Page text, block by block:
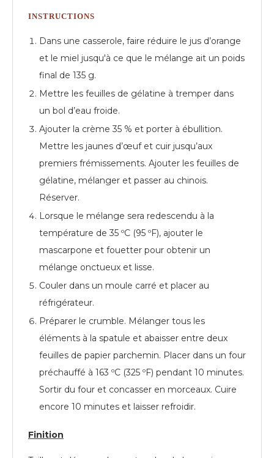
INSTRUCTIONS
Dans une casserole, faire réduire le jus d’orange
et le miel jusqu'à ce que le mélange ait un poids
final de 135 g.
Mettre les feuilles de gélatine à tremper dans
un bol d’eau froide.
Ajouter la crème 35 % et porter à ébullition.
Mettre les jaunes d’œuf et cuir jusqu’aux
premiers frémissements. Ajouter les feuilles de
gélatine, mélanger et passer au chinois.
Réserver.
Lorsque le mélange sera redescendu à la
température de 35 ºC (95 ºF), ajouter le
mascarpone et fouetter pour obtenir un
mélange onctueux et lisse.
Couler dans un moule carré et placer au
réfrigérateur.
Préparer le crumble. Mélanger tous les
éléments à la spatule et abaisser entre deux
feuilles de papier parchemin. Placer dans un four
préchauffé à 163 ºC (325 ºF) pendant 10 minutes.
Sortir du four et concasser en morceaux. Cuire
encore 10 minutes et laisser refroidir.
Finition